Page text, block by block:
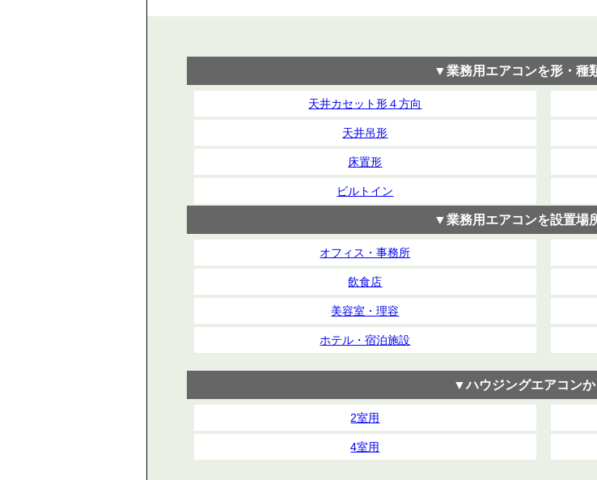
▼業務用エアコンを形・種
天井カセット形４方向
天井吊形
床置形
ビルトイン
▼業務用エアコンを設置場
オフィス・事務所
飲食店
美容室・理容
ホテル・宿泊施設
▼ハウジングエアコン
2室用
4室用